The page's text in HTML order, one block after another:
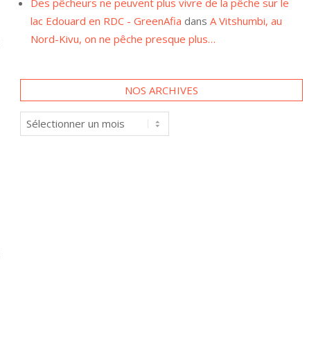
lac Edouard en RDC - GreenAfiadansA Vitshumbi, au
Nord-Kivu, on ne pêche presque plus…
NOS ARCHIVES
Nos
archives